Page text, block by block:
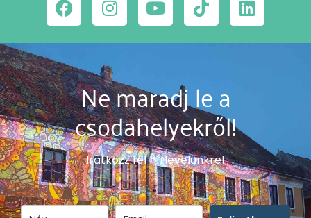
Ne maradj le a
csodahelyekről!
Iratkozz fel hírlevelünkre!